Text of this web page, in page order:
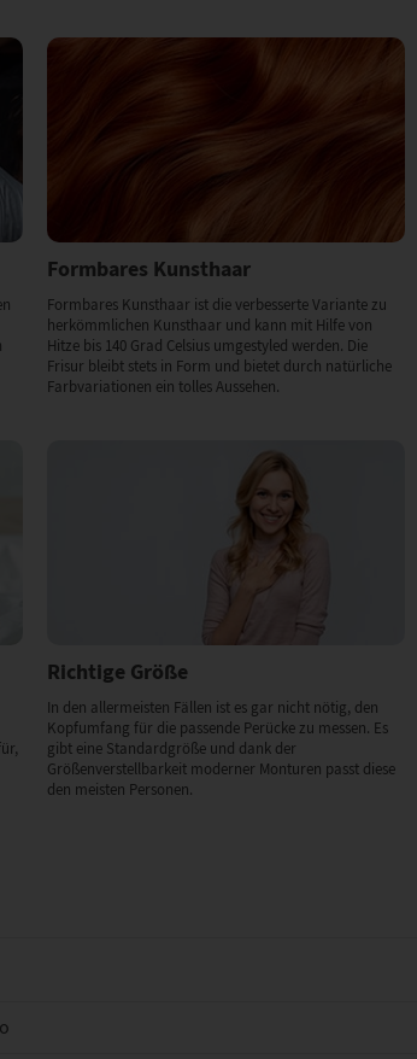
Formbares Kunsthaar
Formbares Kunsthaar ist die verbesserte Variante zu
herkömmlichen Kunsthaar und kann mit Hilfe von
Hitze bis 140 Grad Celsius umgestyled werden. Die
Frisur bleibt stets in Form und bietet durch natürliche
Farbvariationen ein tolles Aussehen.
Richtige Größe
In den allermeisten Fällen ist es gar nicht nötig, den
Kopfumfang für die passende Perücke zu messen. Es
gibt eine Standardgröße und dank der
Größenverstellbarkeit moderner Monturen passt diese
den meisten Personen.